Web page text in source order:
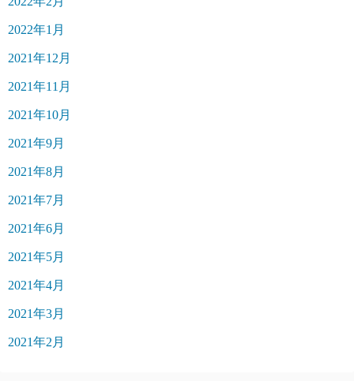
2022年1月
2021年12月
2021年11月
2021年10月
2021年9月
2021年8月
2021年7月
2021年6月
2021年5月
2021年4月
2021年3月
2021年2月